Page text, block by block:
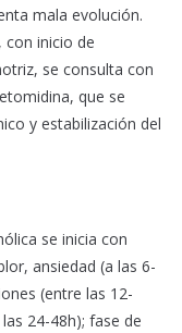
mala evolución.
con inicio de
se consulta con
que se
y estabilización del
se inicia con
ansiedad (a las 6-
(entre las 12-
24-48h); fase de